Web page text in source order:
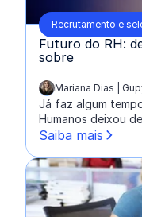
Recrutamento e
Futuro do RH:
sobre
escrito por:
Mariana Dias |
Já faz algum
Humanos deixou
Saiba mais